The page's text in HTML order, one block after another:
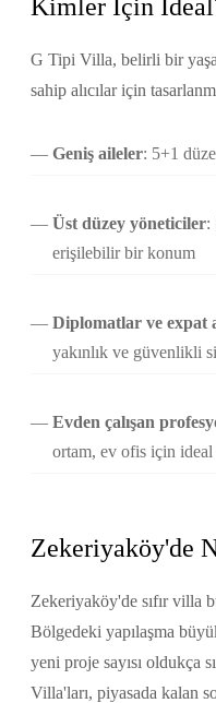
Kimler İçin
G Tipi Villa, belirli bir
sahip alıcılar için
Geniş aileler: 5+1
Üst düzey yöneticiler:
erişilebilir bir konum
Diplomatlar ve expat
yakınlık ve güvenlikli
Evden çalışan
ortam, ev ofis için ideal
Zekeriyaköy'de
Zekeriyaköy'de sıfır villa
Bölgedeki yapılaşma
yeni proje sayısı oldukça
Villa'ları, piyasada kalan